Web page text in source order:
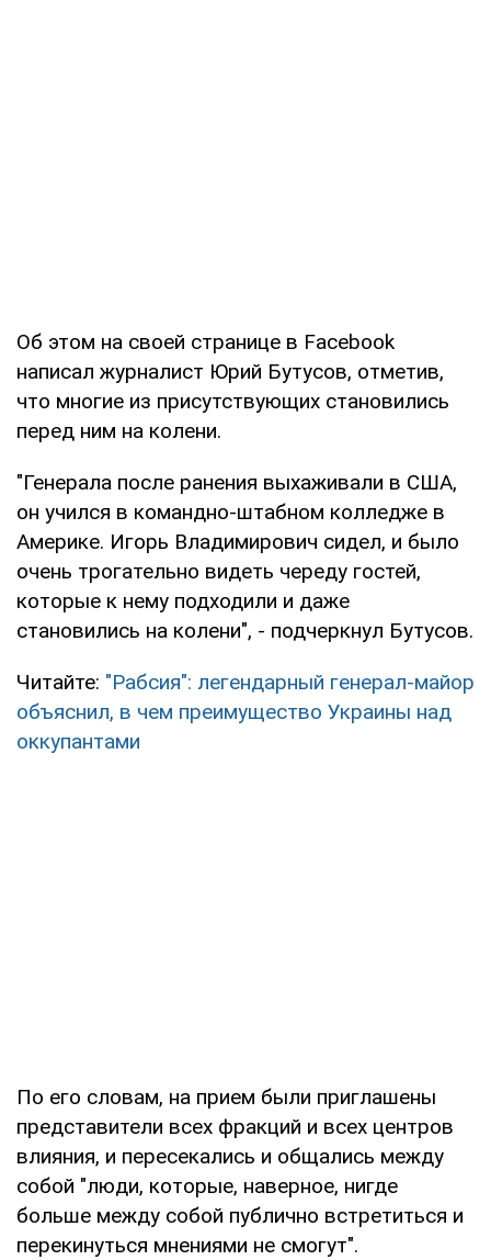
Об этом на своей странице в Facebook
написал журналист Юрий Бутусов, отметив,
что многие из присутствующих становились
перед ним на колени.
"Генерала после ранения выхаживали в США,
он учился в командно-штабном колледже в
Америке. Игорь Владимирович сидел, и было
очень трогательно видеть череду гостей,
которые к нему подходили и даже
становились на колени", - подчеркнул Бутусов.
Читайте: "Рабсия": легендарный генерал-майор
объяснил, в чем преимущество Украины над
оккупантами
По его словам, на прием были приглашены
представители всех фракций и всех центров
влияния, и пересекались и общались между
собой "люди, которые, наверное, нигде
больше между собой публично встретиться и
перекинуться мнениями не смогут".